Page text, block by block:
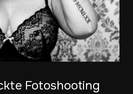
Fotoshooting